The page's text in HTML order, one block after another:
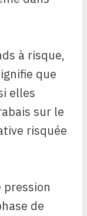
à risque,
que
elles
sur le
risquée
pression
de